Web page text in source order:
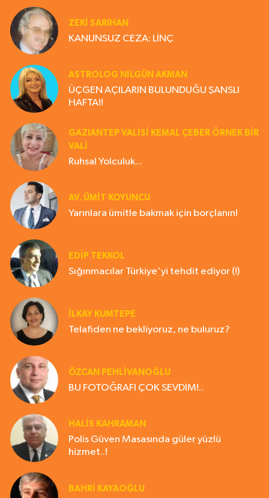
ZEKI SARIHAN
KANUNSUZ CEZA: LİNÇ
ASTROLOG NILGÜN AKMAN
ÜÇGEN AÇILARIN BULUNDUĞU ŞANSLI
HAFTA!!
GAZIANTEP VALISI KEMAL ÇEBER ÖRNEK BİR
VALİ
Ruhsal Yolculuk...
AV. ÜMIT KOYUNCU
Yarınlara ümitle bakmak için borçlanın!
EDIP TEKKOL
Sığınmacılar Türkiye'yi tehdit ediyor (!)
İLKAY KUMTEPE
Telafiden ne bekliyoruz, ne buluruz?
ÖZCAN PEHLİVANOĞLU
BU FOTOĞRAFI ÇOK SEVDİM!..
HALIS KAHRAMAN
Polis Güven Masasında güler yüzlü
hizmet..!
BAHRI KAYAOĞLU